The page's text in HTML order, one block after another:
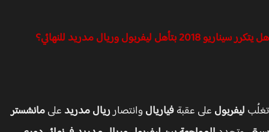
2018 بتأهل ليفربول وريال مدريد للنهائي؟
ليفربولعلى عقبةفياريالوانتصارريال مدريدعلىمانشستر